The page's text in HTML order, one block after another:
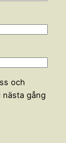
och
nästa gång